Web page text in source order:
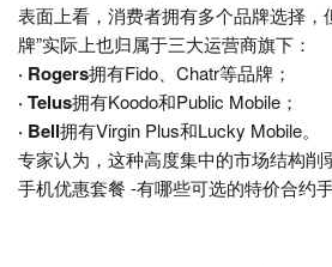
表面上看，消费者拥有多个品牌选择，
牌”实际上也归属于三大运营商旗下：
· Rogers拥有Fido、Chatr等品牌；
· Telus拥有Koodo和Public Mobile；
· Bell拥有Virgin Plus和Lucky Mobile。
专家认为，这种高度集中的市场结构削
手机优惠套餐 -有哪些可选的特价合约